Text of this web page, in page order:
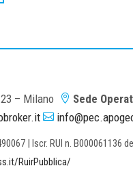
– Milano  Sede

| Iscr. RUI n.
RuirPubblica/